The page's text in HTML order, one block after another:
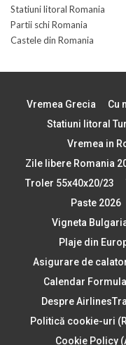
Statiuni litoral Romania
Partii schi Romania
Castele din Romania
Vremea Grecia Cu
Statiuni litoral
Vremea in
Zile libere Romania
Troler 55x40x20/23
Paste 2026
Vigneta
Plaje din
Asigurare de
Calendar
Despre
Politică cookie-uri
Cookie Policy